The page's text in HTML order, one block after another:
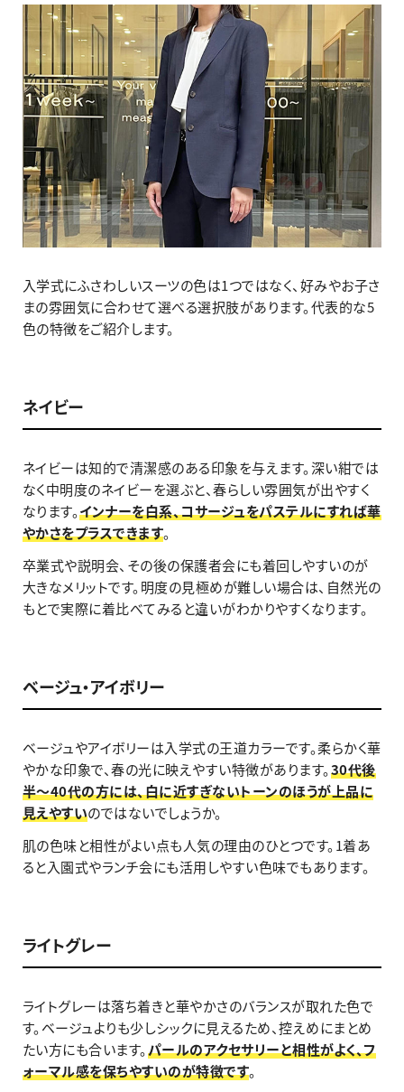
入学式にふさわしいスーツの色は1つではなく、好みやお子さ
まの雰囲気に合わせて選べる選択肢があります。代表的な5
色の特徴をご紹介します。
ネイビー
ネイビーは知的で清潔感のある印象を与えます。深い紺では
なく中明度のネイビーを選ぶと、春らしい雰囲気が出やすく
なります。インナーを白系、コサージュをパステルにすれば華
やかさをプラスできます。
卒業式や説明会、その後の保護者会にも着回しやすいのが
大きなメリットです。明度の見極めが難しい場合は、自然光の
もとで実際に着比べてみると違いがわかりやすくなります。
ベージュ・アイボリー
ベージュやアイボリーは入学式の王道カラーです。柔らかく華
やかな印象で、春の光に映えやすい特徴があります。30代後
半〜40代の方には、白に近すぎないトーンのほうが上品に
見えやすいのではないでしょうか。
肌の色味と相性がよい点も人気の理由のひとつです。1着あ
ると入園式やランチ会にも活用しやすい色味でもあります。
ライトグレー
ライトグレーは落ち着きと華やかさのバランスが取れた色で
す。ベージュよりも少しシックに見えるため、控えめにまとめ
たい方にも合います。パールのアクセサリーと相性がよく、フ
ォーマル感を保ちやすいのが特徴です。